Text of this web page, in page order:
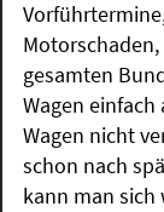
gesamten
Wagen
Wagen nicht
schon nach
kann man